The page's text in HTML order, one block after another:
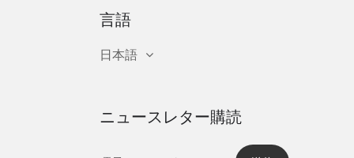
言語
日本語
ニュースレター購読